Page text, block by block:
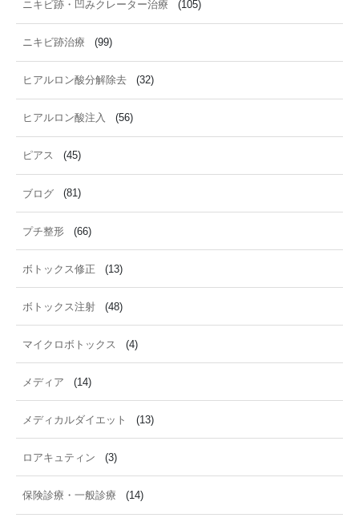
ニキビ跡・凹みクレーター治療 (105)
ニキビ跡治療 (99)
ヒアルロン酸分解除去 (32)
ヒアルロン酸注入 (56)
ピアス (45)
ブログ (81)
プチ整形 (66)
ボトックス修正 (13)
ボトックス注射 (48)
マイクロボトックス (4)
メディア (14)
メディカルダイエット (13)
ロアキュティン (3)
保険診療・一般診療 (14)